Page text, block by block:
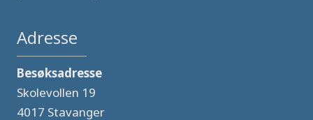
Adresse
Besøksadresse
Skolevollen 19
4017 Stavanger